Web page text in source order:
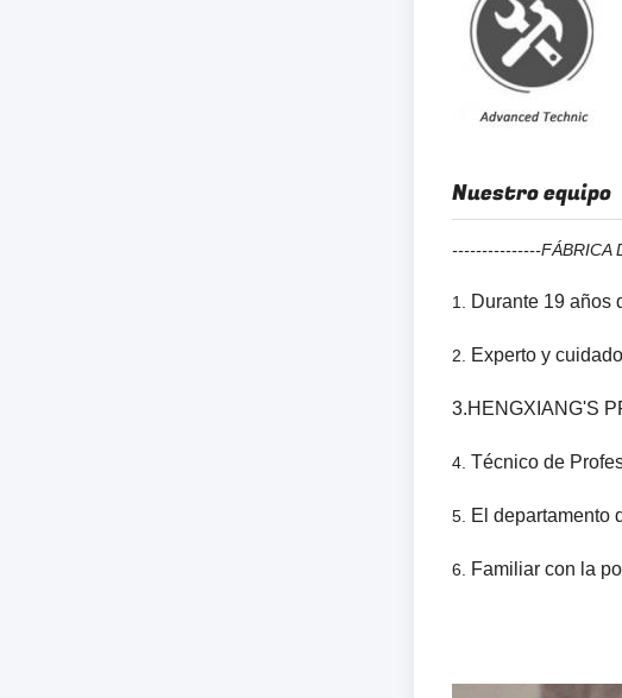
Nuestro equipo
---------------FÁBRICA
1. Durante 19 años
2. Experto y
3.HENGXIANG'S
4. Técnico de
5. El departamento
6. Familiar con la